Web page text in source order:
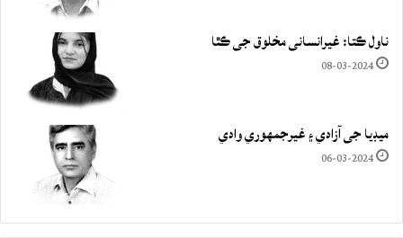
ناول ڪتا: غيرانساني مخلوق جي ڪٿا
08-03-2024
ميڊيا جي آزادي ۽ غيرجمھوري وادي
06-03-2024